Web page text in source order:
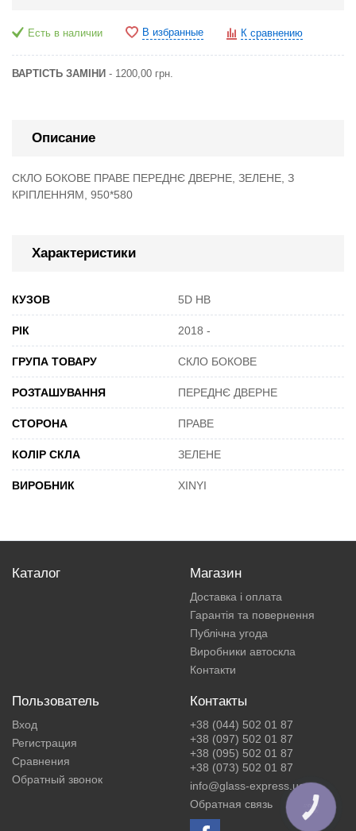
Есть в наличии В избранные К сравнению
ВАРТІСТЬ ЗАМІНИ - 1200,00 грн.
Описание
СКЛО БОКОВЕ ПРАВЕ ПЕРЕДНЄ ДВЕРНЕ, ЗЕЛЕНЕ, З
КРІПЛЕННЯМ, 950*580
Характеристики
КУЗОВ 5D HB
РІК 2018 -
ГРУПА ТОВАРУ СКЛО БОКОВЕ
РОЗТАШУВАННЯ ПЕРЕДНЄ ДВЕРНЕ
СТОРОНА ПРАВЕ
КОЛІР СКЛА ЗЕЛЕНЕ
ВИРОБНИК XINYI
Каталог Магазин
Доставка і оплата
Гарантія та повернення
Публічна угода
Виробники автоскла
Контакти
Пользователь
Вход
Регистрация
Сравнения
Обратный звонок
Контакты
+38 (044) 502 01 87
+38 (097) 502 01 87
+38 (095) 502 01 87
+38 (073) 502 01 87
info@glass-express.ua
Обратная связь
КНОПКА
ЗВ'ЯЗКУ